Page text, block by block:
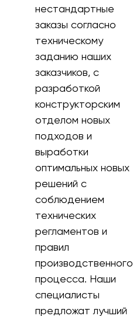
нестандартные
заказы согласно
техническому
заданию наших
заказчиков, с
разработкой
конструкторским
отделом новых
подходов и
выработки
оптимальных новых
решений с
соблюдением
технических
регламентов и
правил
производственного
процесса. Наши
специалисты
предложат лучший